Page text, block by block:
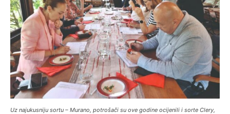
Uz najukusniju sortu – Murano, potrošači su ove godine ocijenili i sorte Clery,